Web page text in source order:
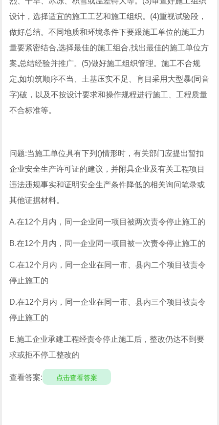
设计，选择适宜的施工工艺和施工组织。(4)重视试验段，
做好总结。不同地质和环境条件下要跟施工单位的施工力
量要紧密结合,选择最佳的施工组合,找出最佳的施工单位方
案,总结经验并推广。(5)做好施工组织管理。施工不合规
定,如填筑顺序不当、土基压实不足、肓目采用大型暴(同音
字)破，以及不按设计要求和操作规程进行施工、工程质量
不合标准等。
问题:当施工单位具有下列()情形时，有关部门应提出暂扣
企业安全生产许可证的建议，并附具企业及有关工程项目
违法违规事实和证明安全生产条件降低的相关询问笔录或
其他证据材料。
A.在12个月内，同一企业同一项目被两次责令停止施工的
B.在12个月内，同一企业同一项目被一次责令停止施工的
C.在12个月内，同一企业在同一市、县内二个项目被责令
停止施工的
D.在12个月内，同一企业在同一市、县内三个项目被责令
停止施工的
E.施工企业承建工程经责令停止施工后，整改仍达不到要
求或拒不停工整改的
查看答案: 点击查看答案